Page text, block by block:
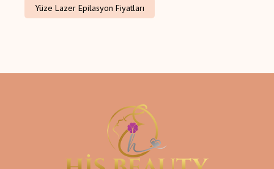
Yüze Lazer Epilasyon Fiyatları